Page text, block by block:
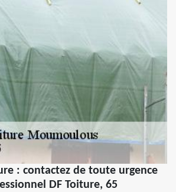
: contactez de toute urgence
DF Toiture, 65